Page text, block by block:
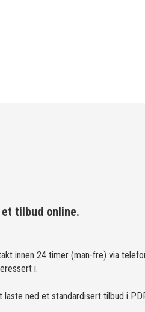
tilbud online.
innen 24 timer (man-fre) via
i.
laste ned et standardisert tilbud i